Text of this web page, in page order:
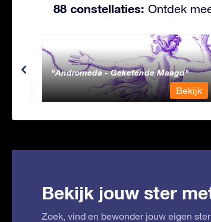
88 constellaties: Ontdek
Andromeda - Geketende Maagd
Bekijk
Bekijk jouw ster
Zoek, vind en bewonder jouw eigen